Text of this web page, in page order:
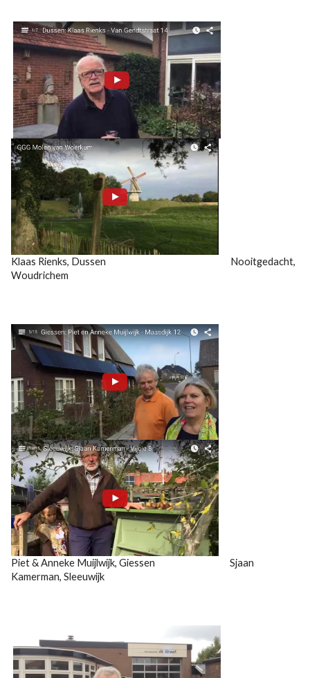
Klaas Rienks, Dussen Nooitgedacht,
Woudrichem
Piet & Anneke Muijlwijk, Giessen Sjaan
Kamerman, Sleeuwijk